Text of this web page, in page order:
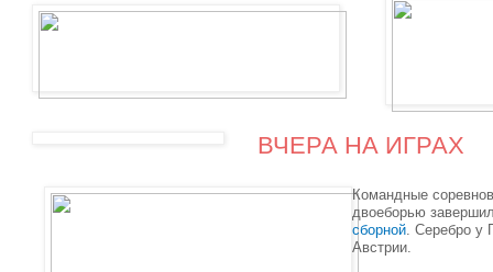
ВЧЕРА НА ИГРАХ
Командные
двоеборью
сборной . Серебро
Австрии.